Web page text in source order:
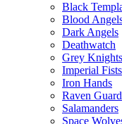
Black
Blood
Dark Angels
Deathwatch
Grey Knights
Imperial Fists
Iron Hands
Raven Guard
Salamanders
Space